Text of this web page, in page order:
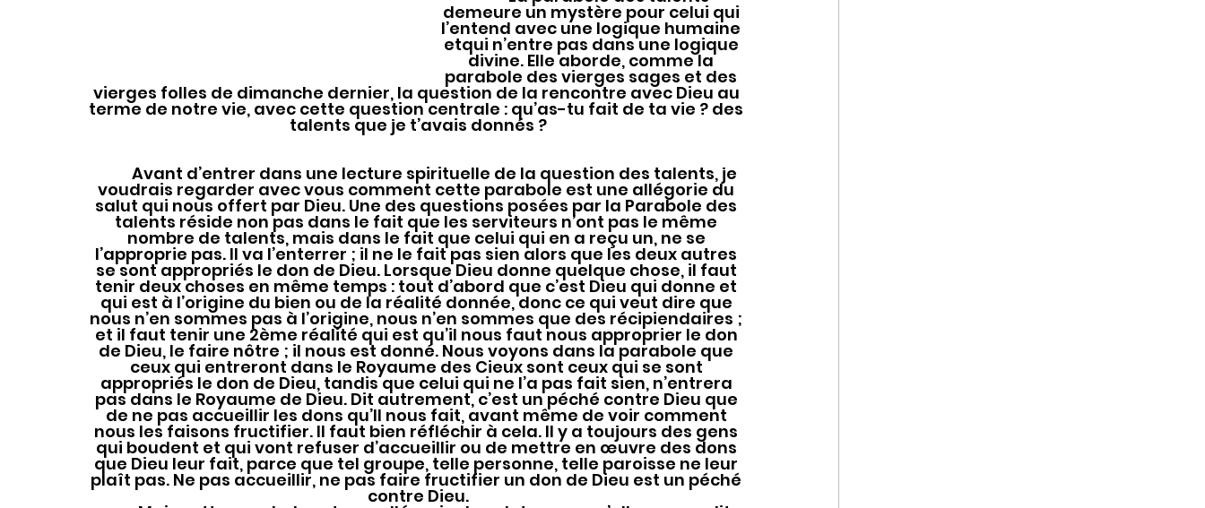
demeure un mystère pour celui qui
l’entend avec une logique humaine
etqui n’entre pas dans une logique
divine. Elle aborde, comme la
parabole des vierges sages et des
vierges folles de dimanche dernier, la question de la rencontre avec Dieu au
terme de notre vie, avec cette question centrale : qu’as-tu fait de ta vie ? des
talents que je t’avais donnés ?
voudrais regarder avec vous comment cette parabole est une allégorie du
salut qui nous offert par Dieu. Une des questions posées par la Parabole des
talents réside non pas dans le fait que les serviteurs n’ont pas le même
nombre de talents, mais dans le fait que celui qui en a reçu un, ne se
l’approprie pas. Il va l’enterrer ; il ne le fait pas sien alors que les deux autres
se sont appropriés le don de Dieu. Lorsque Dieu donne quelque chose, il faut
tenir deux choses en même temps : tout d’abord que c’est Dieu qui donne et
qui est à l’origine du bien ou de la réalité donnée, donc ce qui veut dire que
nous n’en sommes pas à l’origine, nous n’en sommes que des récipiendaires ;
et il faut tenir une 2ème réalité qui est qu’il nous faut nous approprier le don
de Dieu, le faire nôtre ; il nous est donné. Nous voyons dans la parabole que
ceux qui entreront dans le Royaume des Cieux sont ceux qui se sont
appropriés le don de Dieu, tandis que celui qui ne l’a pas fait sien, n’entrera
pas dans le Royaume de Dieu. Dit autrement, c’est un péché contre Dieu que
de ne pas accueillir les dons qu’Il nous fait, avant même de voir comment
nous les faisons fructifier. Il faut bien réfléchir à cela. Il y a toujours des gens
qui boudent et qui vont refuser d’accueillir ou de mettre en œuvre des dons
que Dieu leur fait, parce que tel groupe, telle personne, telle paroisse ne leur
plaît pas. Ne pas accueillir, ne pas faire fructifier un don de Dieu est un péché
contre Dieu.